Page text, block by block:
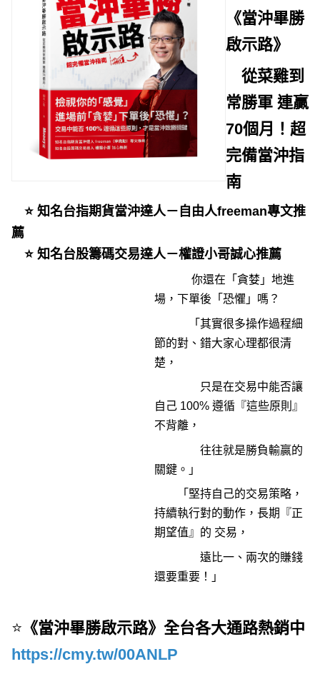
《當沖畢勝
啟示路》
從菜雞到
常勝軍 連贏
70個月！超
完備當沖指
南
⭐ 知名台指期貨當沖達人－自由人freeman專文推
薦
⭐ 知名台股籌碼交易達人－權證小哥誠心推薦
你還在「貪婪」地進
場，下單後「恐懼」嗎？
「其實很多操作過程細
節的對、錯大家心理都很清
楚，
只是在交易中能否讓
自己 100% 遵循『這些原則』
不背離，
往往就是勝負輸贏的
關鍵。」
「堅持自己的交易策略，
持續執行對的動作，長期『正
期望值』的 交易，
遠比一、兩次的賺錢
還要重要！」
⭐ 《當沖畢勝啟示路》全台各大通路熱銷中
https://cmy.tw/00ANLP